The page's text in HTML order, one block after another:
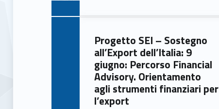
7
Progetto SEI – Sostegno
all’Export dell’Italia: 9
giugno: Percorso Financial
Advisory. Orientamento
agli strumenti finanziari per
l’export